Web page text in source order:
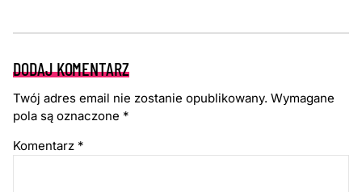
DODAJ KOMENTARZ
Twój adres email nie zostanie opublikowany. Wymagane
pola są oznaczone *
Komentarz *